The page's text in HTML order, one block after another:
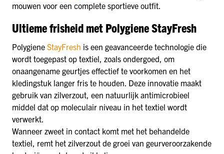
mouwen voor een complete sportieve outfit.
Ultieme frisheid met Polygiene StayFresh
Polygiene StayFresh is een geavanceerde technologie die
wordt toegepast op textiel, zoals ondergoed, om
onaangename geurtjes effectief te voorkomen en het
kledingstuk langer fris te houden. Deze innovatie maakt
gebruik van zilverzout, een natuurlijk antimicrobieel
middel dat op moleculair niveau in het textiel wordt
verwerkt.
Wanneer zweet in contact komt met het behandelde
textiel, remt het zilverzout de groei van geurveroorzakende